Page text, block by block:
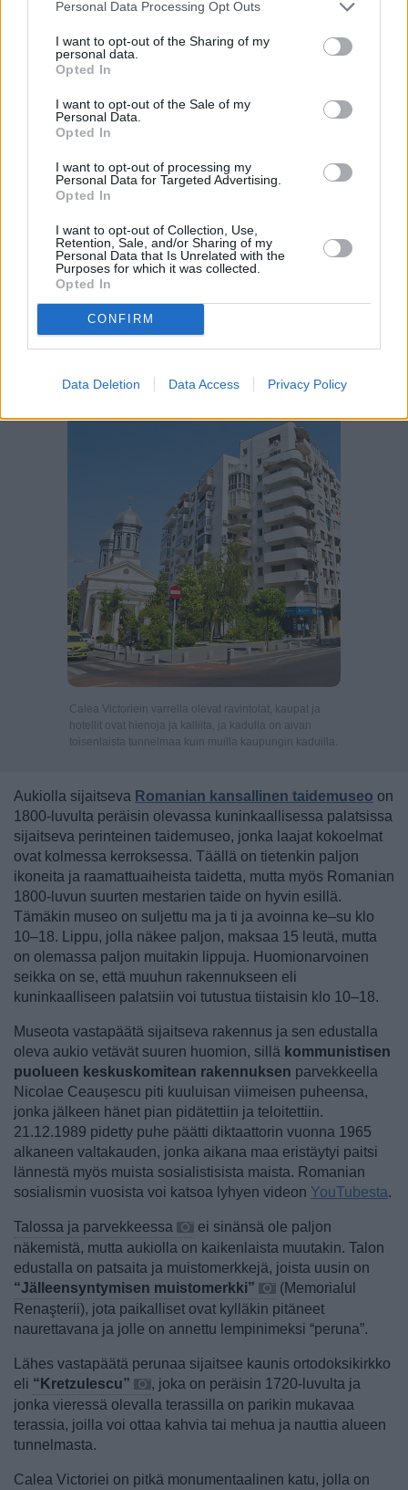
Personal Data Processing Opt Outs
I want to opt-out of the Sharing of my
personal data.
Opted In
I want to opt-out of the Sale of my
Personal Data.
Opted In
I want to opt-out of processing my
Personal Data for Targeted Advertising.
Opted In
I want to opt-out of Collection, Use,
Retention, Sale, and/or Sharing of my
Personal Data that Is Unrelated with the
Purposes for which it was collected.
Opted In
CONFIRM
Data Deletion Data Access Privacy Policy
Piaţa Revoluţiei -aukiolla sijaitsee Romanian kansallinen taidemuseo.
Bukarestin eräänlainen pääkatu ja pääbulevardin ohella
sen vaikuttavin katu on Calea Victoriei
ja koko olemus huipentuvat aukiolla nimeltään
Piaţa Revoluţiei
[
viikonloppuisin, kun kadulla on mahdollisimman vähän
liikennettä, melko mukavaa mutta täysin urbaania kivikylän
Calea Victoriein varrella olevat ravintolat, kaupat ja
hotellit ovat hienoja ja kalliita, ja kadulla on aivan
toisenlaista tunnelmaa kuin muilla kaupungin kaduilla.
Aukiolla sijaitseva Romanian kansallinen taidemuseo on
1800-luvulta peräisin olevassa kuninkaallisessa palatsissa
sijaitseva perinteinen taidemuseo, jonka laajat kokoelmat
ovat kolmessa kerroksessa. Täällä on tietenkin paljon
ikoneita ja raamattuaiheista taidetta, mutta myös Romanian
1800-luvun suurten mestarien taide on hyvin esillä.
Tämäkin museo on suljettu ma ja ti ja avoinna ke–su klo
10–18. Lippu, jolla näkee paljon, maksaa 15 leutä, mutta
on olemassa paljon muitakin lippuja. Huomionarvoinen
seikka on se, että muuhun rakennukseen eli
kuninkaalliseen palatsiin voi tutustua tiistaisin klo 10–18.
Museota vastapäätä sijaitseva rakennus ja sen edustalla
oleva aukio vetävät suuren huomion, sillä kommunistisen
puolueen keskuskomitean rakennuksen parvekkeella
Nicolae Ceaușescu piti kuuluisan viimeisen puheensa,
jonka jälkeen hänet pian pidätettiin ja teloitettiin.
21.12.1989 pidetty puhe päätti diktaattorin vuonna 1965
alkaneen valtakauden, jonka aikana maa eristäytyi paitsi
lännestä myös muista sosialistisista maista. Romanian
sosialismin vuosista voi katsoa lyhyen videon YouTubesta.
Talossa ja parvekkeessa
ei sinänsä ole paljon
näkemistä, mutta aukiolla on kaikenlaista muutakin. Talon
edustalla on patsaita ja muistomerkkejä, joista uusin on
“Jälleensyntymisen muistomerkki”
(Memorialul
Renaşterii), jota paikalliset ovat kylläkin pitäneet
naurettavana ja jolle on annettu lempinimeksi “peruna”.
Lähes vastapäätä perunaa sijaitsee kaunis ortodoksikirkko
eli “Kretzulescu”
, joka on peräisin 1720-luvulta ja
jonka vieressä olevalla terassilla on parikin mukavaa
terassia, joilla voi ottaa kahvia tai mehua ja nauttia alueen
tunnelmasta.
Calea Victoriei on pitkä monumentaalinen katu, jolla on